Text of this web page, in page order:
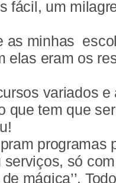
fácil, um
as minhas
elas eram os
variados e
que tem que
programas
só
mágica’’.